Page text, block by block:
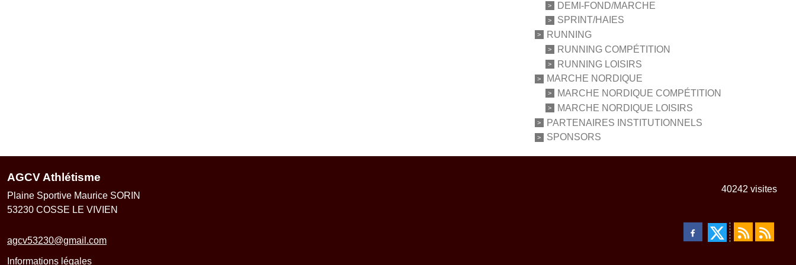
DEMI-FOND/MARCHE
SPRINT/HAIES
RUNNING
RUNNING COMPÉTITION
RUNNING LOISIRS
MARCHE NORDIQUE
MARCHE NORDIQUE COMPÉTITION
MARCHE NORDIQUE LOISIRS
PARTENAIRES INSTITUTIONNELS
SPONSORS
AGCV Athlétisme
Plaine Sportive Maurice SORIN
53230 COSSE LE VIVIEN
agcv53230@gmail.com
Informations légales
40242 visites